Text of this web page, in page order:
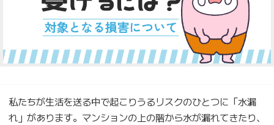
私たちが生活を送る中で起こりうるリスクのひとつに「水漏
れ」があります。マンションの上の階から水が漏れてきたり、